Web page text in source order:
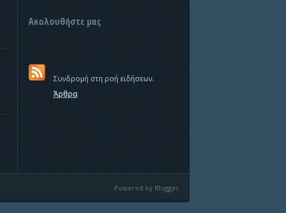
Ακολουθήστε μας
Συνδρομή στη ροή ειδήσεων.
Άρθρα
Powered by Blogger.